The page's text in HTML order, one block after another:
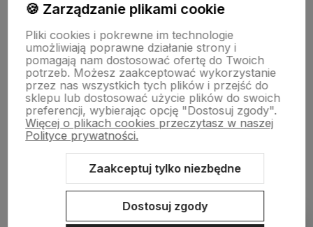
ul. Farysa 60b, Warszawa
Rowery crossowe i miejskie (Marin, NS Bikes, Polka)
Punkt odbioru i serwis
© 2025 Kazoora BIKE & piBike. Wszelkie prawa zastrzeżone.
Sklep internetowy Shoper.pl Szablon Shoper Modern 3.0™
🍪 Zarządzanie plikami cookie
Pliki cookies i pokrewne im technologie
umożliwiają poprawne działanie strony i
pomagają nam dostosować ofertę do Twoich
potrzeb. Możesz zaakceptować wykorzystanie
przez nas wszystkich tych plików i przejść do
sklepu lub dostosować użycie plików do swoich
preferencji, wybierając opcję "Dostosuj zgody".
Więcej o plikach cookies przeczytasz w naszej
Polityce prywatności.
Zaakceptuj tylko niezbędne
Dostosuj zgody